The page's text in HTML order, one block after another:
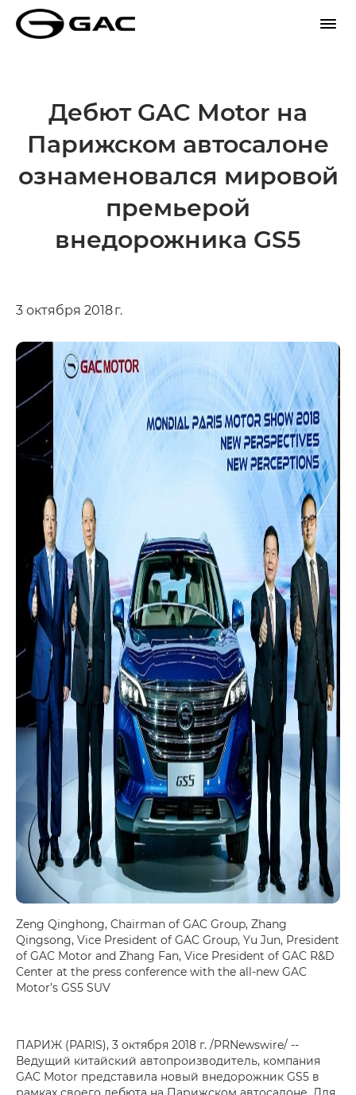
Дебют GAC Motor на
Парижском автосалоне
ознаменовался мировой
премьерой
внедорожника GS5
3 октября 2018 г.
Zeng Qinghong, Chairman of GAC Group, Zhang
Qingsong, Vice President of GAC Group, Yu Jun, President
of GAC Motor and Zhang Fan, Vice President of GAC R&D
Center at the press conference with the all-new GAC
Motor’s GS5 SUV
ПАРИЖ (PARIS), 3 октября 2018 г. /PRNewswire/ --
Ведущий китайский автопроизводитель, компания
GAC Motor представила новый внедорожник GS5 в